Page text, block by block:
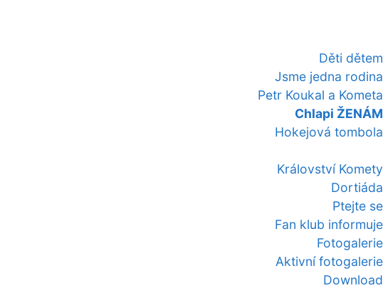
Děti dětem
Jsme jedna rodina
Petr Koukal a Kometa
Chlapi ŽENÁM
Hokejová tombola
Království Komety
Dortiáda
Ptejte se
Fan klub informuje
Fotogalerie
Aktivní fotogalerie
Download